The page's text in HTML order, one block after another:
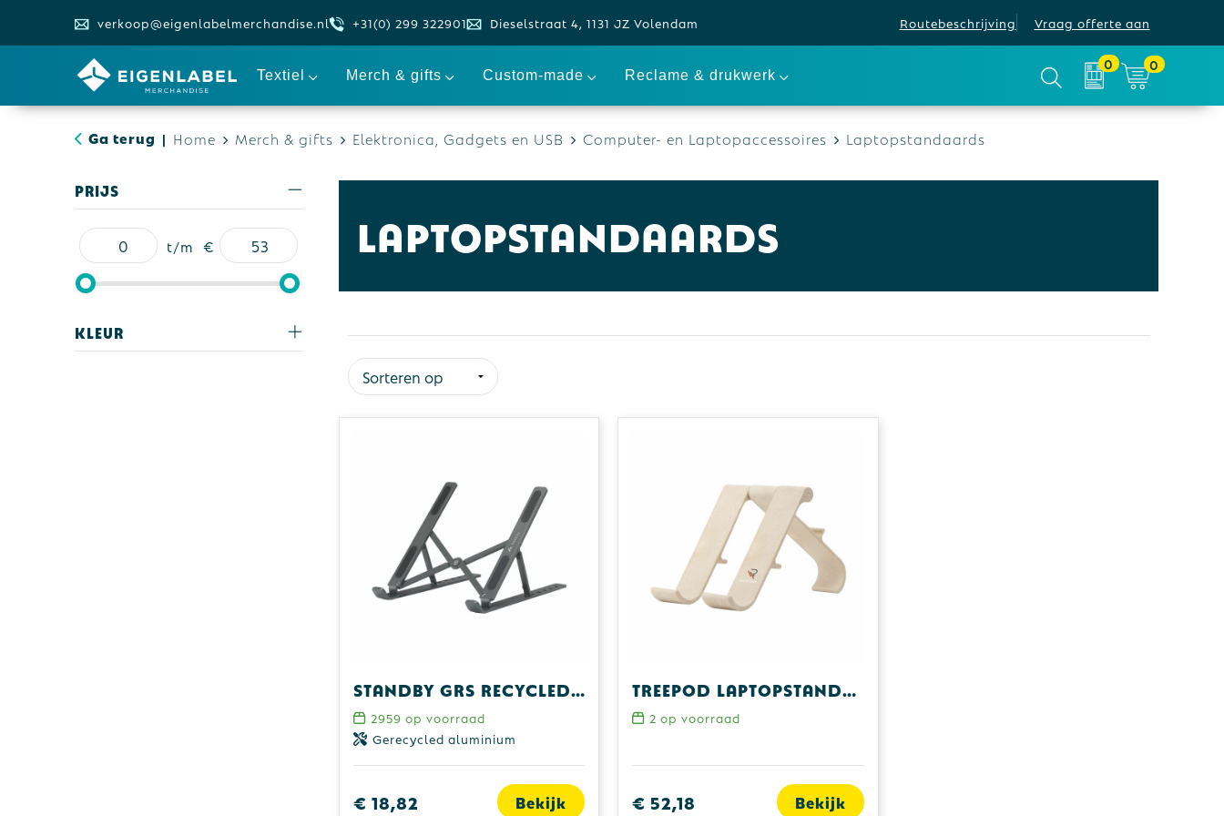
verkoop@eigenlabelmerchandise.nl +31(0) 299 322901 Dieselstraat 4, 1131 JZ Volendam Routebeschrijving Vraag offerte aan
Textiel Merch & gifts Custom-made Reclame & drukwerk
0 0
Ga terug | Home Merch & gifts Elektronica, Gadgets en USB Computer- en Laptopaccessoires Laptopstandaards
Prijs
t/m €
Kleur
Laptopstandaards
Standby GRS Recycled Alu Laptop Stand
2959 op voorraad
Gerecycled aluminium
€ 18,82 Bekijk
Treepod laptopstandaard
2 op voorraad
€ 52,18 Bekijk